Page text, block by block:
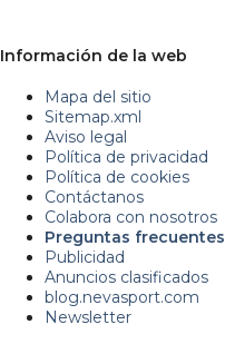
Información de la web
Mapa del sitio
Sitemap.xml
Aviso legal
Política de privacidad
Política de cookies
Contáctanos
Colabora con nosotros
Preguntas frecuentes
Publicidad
Anuncios clasificados
blog.nevasport.com
Newsletter